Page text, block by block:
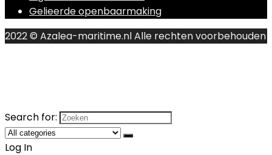
Gelieerde openbaarmaking
2022 © Azalea-maritime.nl Alle rechten voorbehouden
Search for:
Log In